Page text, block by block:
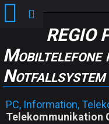
REGIO
Mobiltelefone
Notfallsystem
PC, Information,
Telekommunikation